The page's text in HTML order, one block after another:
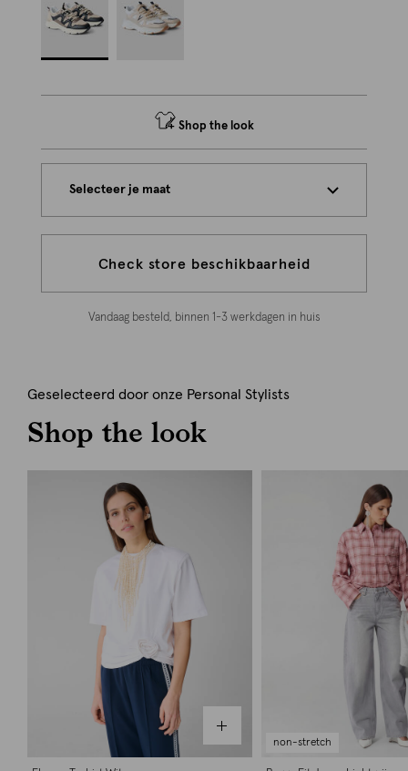
Shop the look
Selecteer je maat
Check store beschikbaarheid
Vandaag besteld, binnen 1-3 werkdagen in huis
Geselecteerd door onze Personal Stylists
Shop the look
non-stretch